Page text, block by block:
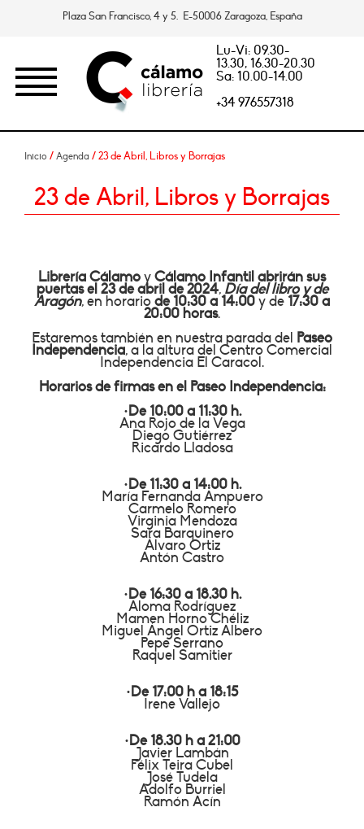
Plaza San Francisco, 4 y 5. E-50006 Zaragoza, España
Lu-Vi: 09.30-
13.30, 16.30-20.30
Sa: 10.00-14.00
+34 976557318
Inicio / Agenda / 23 de Abril, Libros y Borrajas
23 de Abril, Libros y Borrajas
Librería CálamoyCálamo Infantil abrirán sus
puertas el 23 de abril de 2024, Día del libro y de
Aragón, en horariode 10:30 a 14:00y de17:30 a
20:00 horas.
Estaremos también en nuestra parada del Paseo
Independencia, a laaltura del Centro Comercial
Independencia El Caracol.
Horarios de firmas en el Paseo Independencia:
·De 10:00 a 11:30 h.
Ana Rojo de la Vega
Diego Gutiérrez
Ricardo Lladosa
·De 11:30 a 14:00 h.
María Fernanda Ampuero
Carmelo Romero
Virginia Mendoza
Sara Barquinero
Álvaro Ortiz
Antón Castro
·De 16:30 a 18.30 h.
Aloma Rodríguez
Mamen Horno Chéliz
Miguel Ángel Ortiz Albero
Pepe Serrano
Raquel Samitier
·De 17:00 h a 18:15
Irene Vallejo
·De 18.30 h a 21:00
Javier Lambán
Félix Teira Cubel
José Tudela
Adolfo Burriel
Ramón Acín